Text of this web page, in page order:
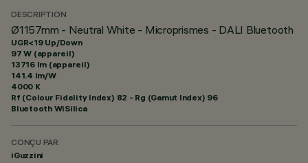
DESCRIPTION
Ø1157mm - Neutral White - Microprismes - DALI Bluetooth
UGR<19 Up/Down
97 W (appareil)
13716 lm (appareil)
141.4 lm/W
4000 K
Rf (Colour Fidelity Index) 82 - Rg (Gamut Index) 96
Bluetooth WiSilica
CONÇU PAR
iGuzzini